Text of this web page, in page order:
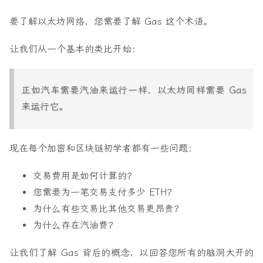
要了解以太坊网络，您需要了解 Gas 这个术语。
让我们从一个基本的类比开始：
正如汽车需要汽油来运行一样，以太坊同样需要 Gas
来运行它。
现在每个加密和区块链初学者都有一些问题：
交易费用是如何计算的？
您需要为一笔交易支付多少 ETH？
为什么有些交易比其他交易更昂贵？
为什么存在汽油费？
让我们了解 Gas 背后的概念，以回答您所有的脑洞大开的